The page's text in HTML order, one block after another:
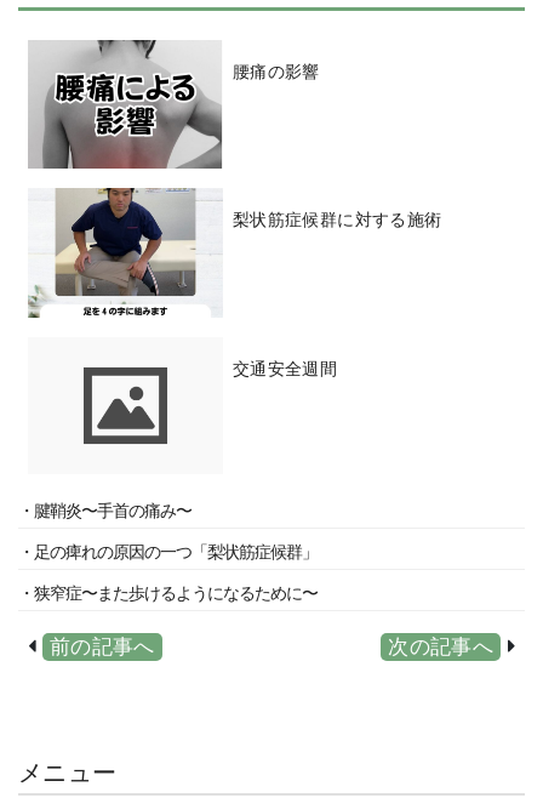
腰痛の影響
梨状筋症候群に対する施術
交通安全週間
・腱鞘炎〜手首の痛み〜
・足の痺れの原因の一つ「梨状筋症候群」
・狭窄症〜また歩けるようになるために〜
前の記事へ 次の記事へ
メニュー